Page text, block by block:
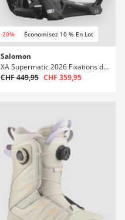
-20% Économisez 10 % En Lot
Salomon
XA Supermatic 2026 Fixations de snowboard
CHF 449,95 CHF 359,95